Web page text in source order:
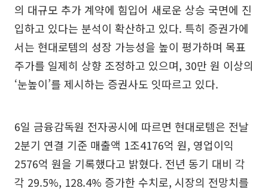
의 대규모 추가 계약에 힘입어 새로운 상승 국면에 진
입하고 있다는 분석이 확산하고 있다. 특히 증권가에
서는 현대로템의 성장 가능성을 높이 평가하며 목표
주가를 일제히 상향 조정하고 있으며, 30만 원 이상의
‘눈높이’를 제시하는 증권사도 잇따르고 있다.
6일 금융감독원 전자공시에 따르면 현대로템은 전날
2분기 연결 기준 매출액 1조4176억 원, 영업이익
2576억 원을 기록했다고 밝혔다. 전년 동기 대비 각
각 29.5%, 128.4% 증가한 수치로, 시장의 전망치를